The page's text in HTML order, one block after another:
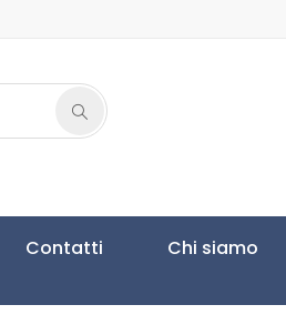
Contatti Chi siamo